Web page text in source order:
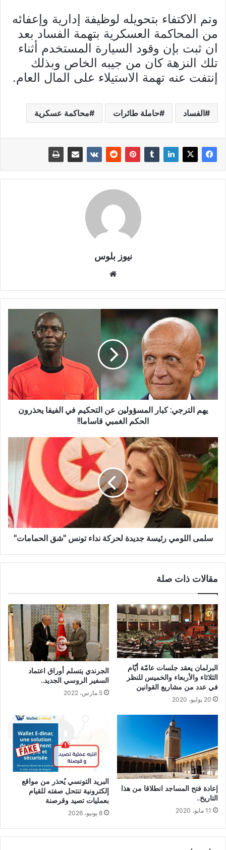
وتم الاكتفاء بتحويله لوظيفة إدارية وإعفائه
من المحاكمة العسكرية بتهمة الفساد بعد
ان ثبت بإن وقود السيارة المستخدم أثناء
تلك النزهة كان من جيبه الخاص وبذلك
إنتفت عنه تهمة الاستيلاء على المال العام.
الفساد حاملة طائرات محاكمة عسكرية
نيوز بلوس
يهم الترجي: كبار المسؤولين عن التحكيم في الفيفا يحذرون
الحكم الغمبي قاساما!!
سلمى اللومي رئيسة جديدة لحركة نداء تونس "شق الحمامات"
مقالات ذات صلة
البرلمان يعقد جلسات عامّة أيّام
الثلاثاء والأربعاء والخميس للنظر
في عدد من مشاريع القوانين
20 يوليو، 2020
الجرندي يتسلم أوراق اعتماد
السفير الروسي الجديد..
5 مارس، 2022
إعادة فتح المساجد انطلاقا من هذا
التاريخ..
11 مايو، 2020
البريد التونسي يُحذر من مواقع
إلكترونية تنتحل صفته للقيام
بعمليات تصيد وقرصنة
8 يونيو، 2026